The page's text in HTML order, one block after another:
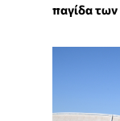
παγίδα